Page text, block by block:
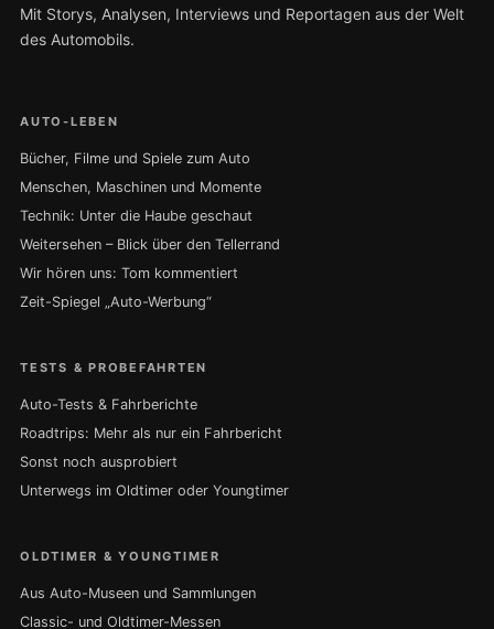
Mit Storys, Analysen, Interviews und Reportagen aus der Welt
des Automobils.
AUTO-LEBEN
Bücher, Filme und Spiele zum Auto
Menschen, Maschinen und Momente
Technik: Unter die Haube geschaut
Weitersehen – Blick über den Tellerrand
Wir hören uns: Tom kommentiert
Zeit-Spiegel „Auto-Werbung“
TESTS & PROBEFAHRTEN
Auto-Tests & Fahrberichte
Roadtrips: Mehr als nur ein Fahrbericht
Sonst noch ausprobiert
Unterwegs im Oldtimer oder Youngtimer
OLDTIMER & YOUNGTIMER
Aus Auto-Museen und Sammlungen
Classic- und Oldtimer-Messen